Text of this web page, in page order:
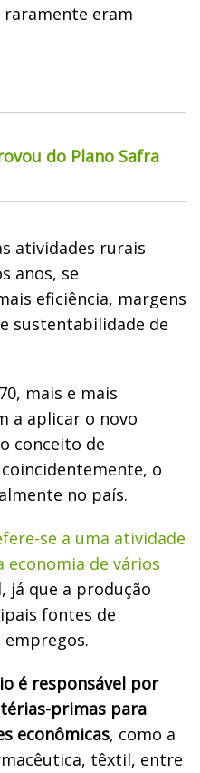
eram
do Plano Safra
atividades rurais
anos, se
eficiência, margens
sustentabilidade de
mais e mais
a aplicar o novo
conceito de
o
no país.
se a uma atividade
de vários
já que a produção
fontes de
empregos.
é responsável por
primas para
econômicas, como a
têxtil, entre